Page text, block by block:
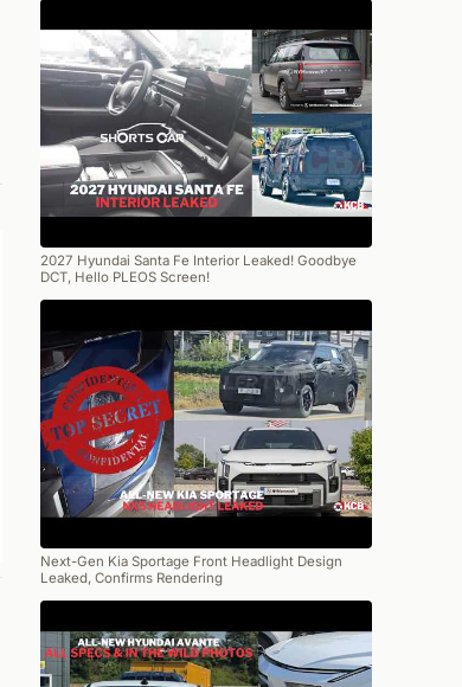
2027 Hyundai Santa Fe Interior Leaked! Goodbye
DCT, Hello PLEOS Screen!
Next-Gen Kia Sportage Front Headlight Design
Leaked, Confirms Rendering